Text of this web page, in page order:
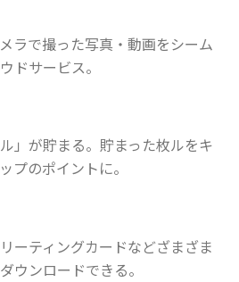
ラで撮った写真・動画をシーム
ドサービス。
」が貯まる。貯まった枚ルをキ
プのポイントに。
ーティングカードなどざまざま
ウンロードできる。